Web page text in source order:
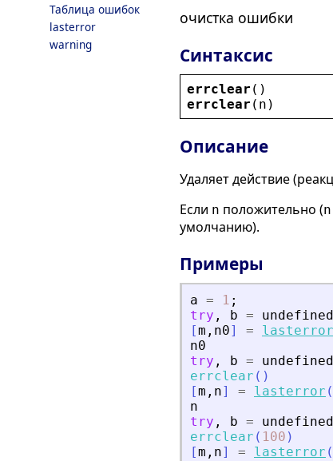
Таблица ошибок
lasterror
warning
очистка ошибки
Синтаксис
errclear ()
errclear ( n )
Описание
Удаляет действие
Если n положительно (n
умолчанию).
Примеры
a = 1 ;
try , b =
[m , n0] = lasterror
n0
try , b =
errclear ( )
[m , n] = lasterror (
n
try , b =
errclear ( 100 )
[m , n] = lasterror (